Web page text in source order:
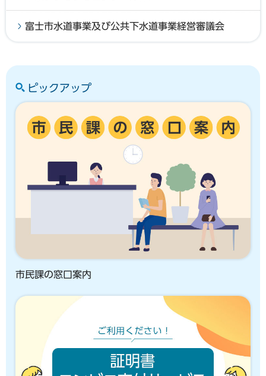
富士市水道事業及び公共下水道事業経営審議会
ピックアップ
市民課の窓口案内